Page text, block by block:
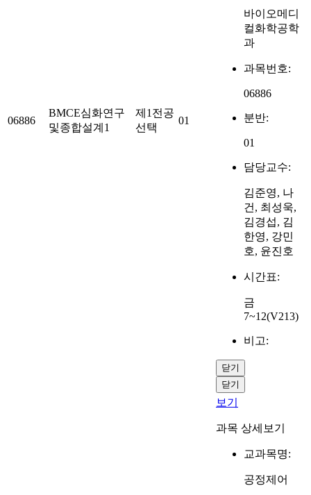
06886
BMCE심화연구
및종합설계1
제1전공
선택
01
바이오메디
컬화학공학
과
과목번호:
06886
분반:
01
담당교수:
김준영, 나
건, 최성욱,
김경섭, 김
한영, 강민
호, 윤진호
시간표:
금
7~12(V213)
비고:
닫기
닫기
보기
과목 상세보기
교과목명:
공정제어